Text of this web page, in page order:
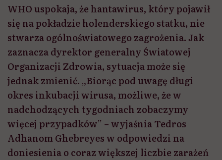
WHO uspokaja, że hantawirus, który pojawił
się na pokładzie holenderskiego statku, nie
stwarza ogólnoświatowego zagrożenia. Jak
zaznacza dyrektor generalny Światowej
Organizacji Zdrowia, sytuacja może się
jednak zmienić. „Biorąc pod uwagę długi
okres inkubacji wirusa, możliwe, że w
nadchodzących tygodniach zobaczymy
więcej przypadków” – wyjaśnia Tedros
Adhanom Ghebreyes w odpowiedzi na
doniesienia o coraz większej liczbie zarażeń